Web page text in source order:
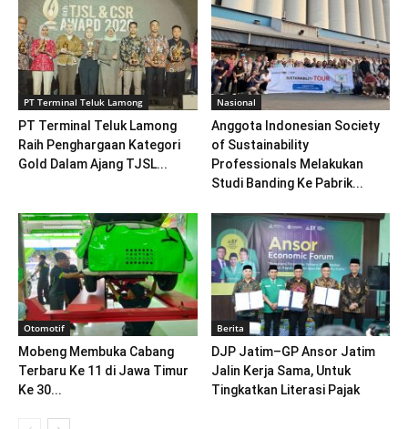
PT Terminal Teluk Lamong
PT Terminal Teluk Lamong
Raih Penghargaan Kategori
Gold Dalam Ajang TJSL...
Nasional
Anggota Indonesian Society
of Sustainability
Professionals Melakukan
Studi Banding Ke Pabrik...
Otomotif
Mobeng Membuka Cabang
Terbaru Ke 11 di Jawa Timur
Ke 30...
Berita
DJP Jatim–GP Ansor Jatim
Jalin Kerja Sama, Untuk
Tingkatkan Literasi Pajak